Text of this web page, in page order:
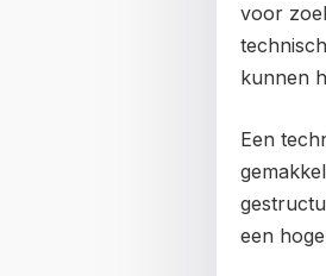
voor
kunnen
Een
een